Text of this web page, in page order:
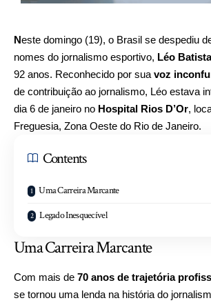
Neste domingo (19), o Brasil se despediu
nomes do jornalismo esportivo, Léo Batista
92 anos. Reconhecido por sua voz
de contribuição ao jornalismo, Léo estava
dia 6 de janeiro no Hospital Rios D’Or,
Freguesia, Zona Oeste do Rio de Janeiro.
Contents
Uma Carreira Marcante
Legado Inesquecível
Uma Carreira Marcante
Com mais de 70 anos de trajetória
se tornou uma lenda na história do